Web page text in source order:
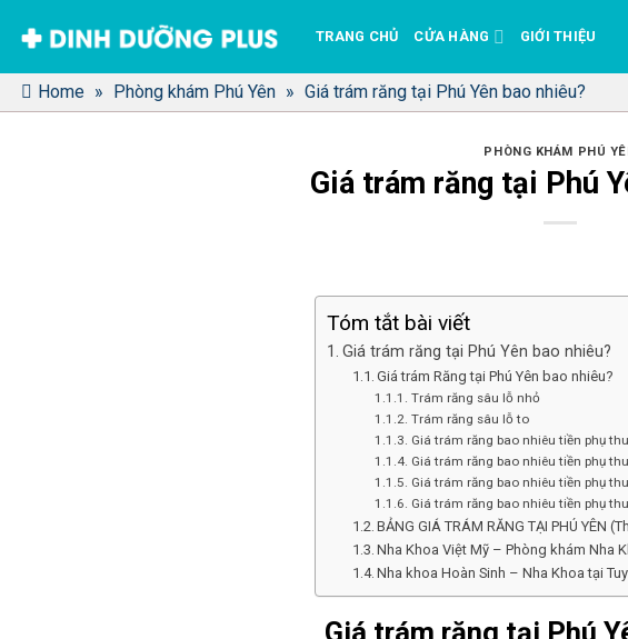
qua
nội
dung
TRANG CHỦ CỬA HÀNG GIỚI THIỆU
Home » Phòng khám Phú Yên » Giá trám răng tại Phú Yên bao nhiêu?
PHÒNG KHÁM PHÚ
Giá trám răng tại Phú
Tóm tắt bài viết
Giá trám răng tại Phú Yên bao nhiêu?
Giá trám Răng tại Phú Yên bao nhiêu?
Trám răng sâu lỗ nhỏ
Trám răng sâu lỗ to
Giá trám răng bao nhiêu tiền phụ
Giá trám răng bao nhiêu tiền phụ
Giá trám răng bao nhiêu tiền phụ
Giá trám răng bao nhiêu tiền phụ
BẢNG GIÁ TRÁM RĂNG TẠI PHÚ YÊN
Nha Khoa Việt Mỹ – Phòng khám Nha
Nha khoa Hoàn Sinh – Nha Khoa tại
Giá trám răng tại Phú